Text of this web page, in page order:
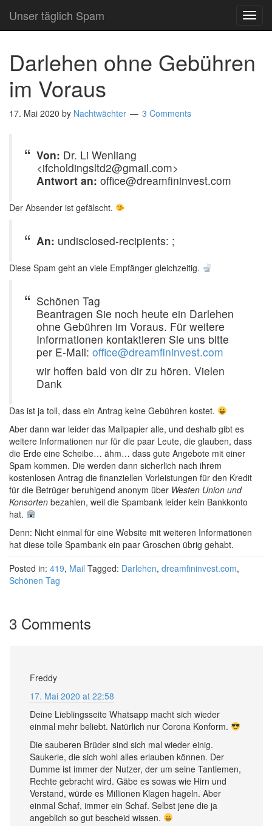
Unser täglich Spam
Darlehen ohne Gebühren
im Voraus
17. Mai 2020 by Nachtwächter 3 Comments
Von: Dr. Li Wenliang
<ifcholdingsltd2@gmail.com>
Antwort an: office@dreamfininvest.com
Der Absender ist gefälscht.
An: undisclosed-recipients: ;
Diese Spam geht an viele Empfänger gleichzeitig.
Schönen Tag
Beantragen Sie noch heute ein Darlehen
ohne Gebühren im Voraus. Für weitere
Informationen kontaktieren Sie uns bitte
per E-Mail: office@dreamfininvest.com
wir hoffen bald von dir zu hören. Vielen
Dank
Das ist ja toll, dass ein Antrag keine Gebühren kostet.
Aber dann war leider das Mailpapier alle, und deshalb gibt es
weitere Informationen nur für die paar Leute, die glauben, dass
die Erde eine Scheibe… ähm… dass gute Angebote mit einer
Spam kommen. Die werden dann sicherlich nach ihrem
kostenlosen Antrag die finanziellen Vorleistungen für den Kredit
für die Betrüger beruhigend anonym über Westen Union und
Konsorten bezahlen, weil die Spambank leider kein Bankkonto
hat.
Denn: Nicht einmal für eine Website mit weiteren Informationen
hat diese tolle Spambank ein paar Groschen übrig gehabt.
Posted in: 419, Mail Tagged: Darlehen, dreamfininvest.com,
Schönen Tag
3 Comments
Freddy
17. Mai 2020 at 22:58
Deine Lieblingsseite Whatsapp macht sich wieder
einmal mehr beliebt. Natürlich nur Corona Konform.
Die sauberen Brüder sind sich mal wieder einig.
Saukerle, die sich wohl alles erlauben können. Der
Dumme ist immer der Nutzer, der um seine Tantiemen,
Rechte gebracht wird. Gäbe es sowas wie Hirn und
Verstand, würde es Millionen Klagen hageln. Aber
einmal Schaf, immer ein Schaf. Selbst jene die ja
angeblich so gut bescheid wissen.